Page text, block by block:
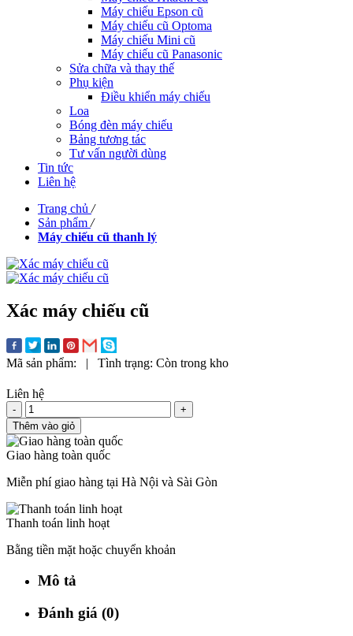
Máy chiếu Epson cũ
Máy chiếu cũ Optoma
Máy chiếu Mini cũ
Máy chiếu cũ Panasonic
Sửa chữa và thay thế
Phụ kiện
Điều khiển máy chiếu
Loa
Bóng đèn máy chiếu
Bảng tương tác
Tư vấn người dùng
Tin tức
Liên hệ
Trang chủ /
Sản phẩm /
Máy chiếu cũ thanh lý
Xác máy chiếu cũ
Mã sản phẩm: | Tình trạng: Còn trong kho
Liên hệ
-
+
Thêm vào giỏ
Giao hàng toàn quốc
Miễn phí giao hàng tại Hà Nội và Sài Gòn
Thanh toán linh hoạt
Bằng tiền mặt hoặc chuyển khoản
Mô tả
Đánh giá (0)